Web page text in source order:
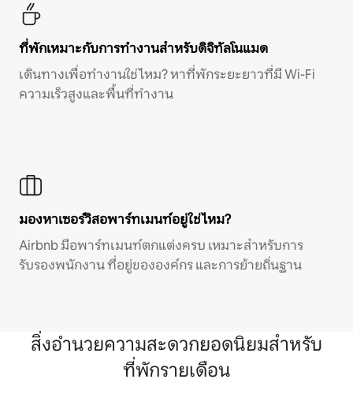
ที่พักเหมาะกับการทำงานสำหรับดิจิทัลโนแมด
เดินทางเพื่อทำงานใช่ไหม? หาที่พักระยะยาวที่มี Wi-Fi
ความเร็วสูงและพื้นที่ทำงาน
มองหาเซอร์วิสอพาร์ทเมนท์อยู่ใช่ไหม?
Airbnb มีอพาร์ทเมนท์ตกแต่งครบ เหมาะสำหรับการ
รับรองพนักงาน ที่อยู่ขององค์กร และการย้ายถิ่นฐาน
สิ่งอำนวยความสะดวกยอดนิยมสำหรับ
ที่พักรายเดือน